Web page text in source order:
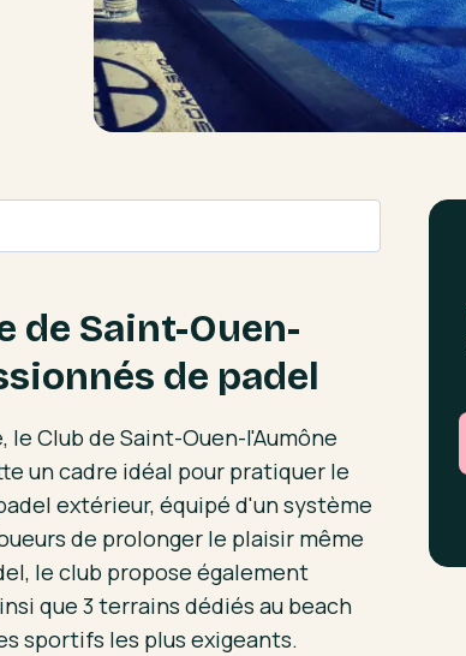
de Saint-Ouen-
de padel
Club de Saint-Ouen-l'Aumône
un cadre idéal pour pratiquer le
extérieur, équipé d'un système
de prolonger le plaisir même
le club propose également
que 3 terrains dédiés au beach
sportifs les plus exigeants.